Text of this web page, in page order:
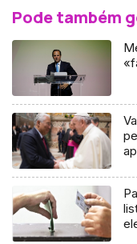
Pode também